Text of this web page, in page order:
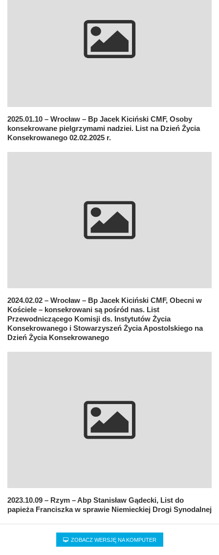
2025.01.10 – Wrocław – Bp Jacek Kiciński CMF, Osoby
konsekrowane pielgrzymami nadziei. List na Dzień Życia
Konsekrowanego 02.02.2025 r.
2024.02.02 – Wrocław – Bp Jacek Kiciński CMF, Obecni w
Kościele – konsekrowani są pośród nas. List
Przewodniczącego Komisji ds. Instytutów Życia
Konsekrowanego i Stowarzyszeń Życia Apostolskiego na
Dzień Życia Konsekrowanego
2023.10.09 – Rzym – Abp Stanisław Gądecki, List do
papieża Franciszka w sprawie Niemieckiej Drogi Synodalnej
ZOBACZ WERSJĘ NA KOMPUTER